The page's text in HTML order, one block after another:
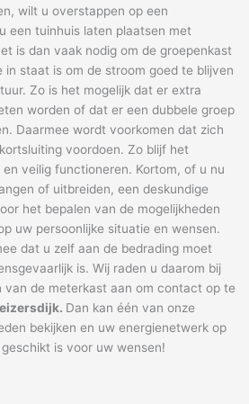
wilt u overstappen op een
een tuinhuis laten plaatsen met
is dan vaak nodig om de groepenkast
in staat is om de stroom goed te blijven
Zo is het mogelijk dat er extra
worden of dat er een dubbele groep
Daarmee wordt voorkomen dat zich
voordoen. Zo blijf het
veilig functioneren. Kortom, of u nu
of uitbreiden, een deskundige
het bepalen van de mogelijkheden
uw persoonlijke situatie en wensen.
dat u zelf aan de bedrading moet
is. Wij raden u daarom bij
de meterkast aan om contact op te
Dan kan één van onze
bekijken en uw energienetwerk op
is voor uw wensen!